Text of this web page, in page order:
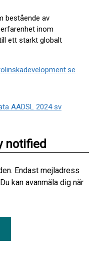
bestående av
inom
ett starkt globalt
AADSL 2024 sv
notified
Endast mejladress
kan avanmäla dig när